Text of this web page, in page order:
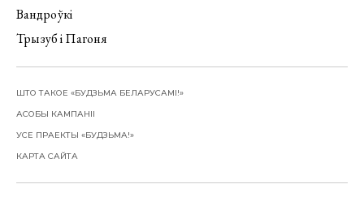
Вандроўкі
Трызуб і Пагоня
ШТО ТАКОЕ «БУДЗЬМА БЕЛАРУСАМІ!»
АСОБЫ КАМПАНІІ
УСЕ ПРАЕКТЫ «БУДЗЬМА!»
КАРТА САЙТА